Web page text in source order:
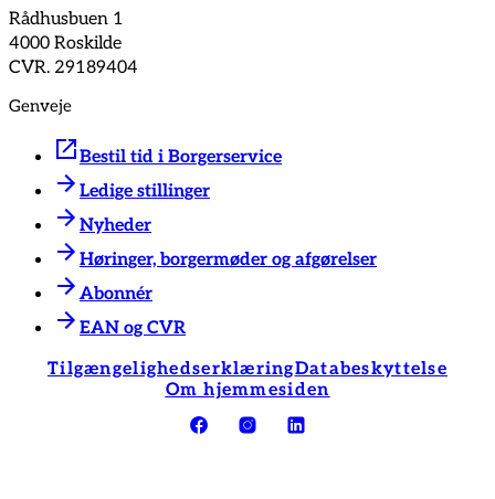
Rådhusbuen 1
4000 Roskilde
CVR. 29189404
Genveje
Bestil tid i Borgerservice
Ledige stillinger
Nyheder
Høringer, borgermøder og afgørelser
Abonnér
EAN og CVR
TilgængelighedserklæringDatabeskyttelse
Om hjemmesiden